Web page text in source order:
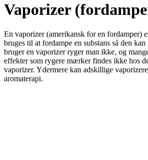
Vaporizer
En vaporizer (amerikansk for en fordamper)
bruges til at fordampe en substans så den
bruger en vaporizer ryger man ikke, og
effekter som rygere mærker findes ikke hos
vaporizer. Ydermere kan adskillige
aromaterapi.